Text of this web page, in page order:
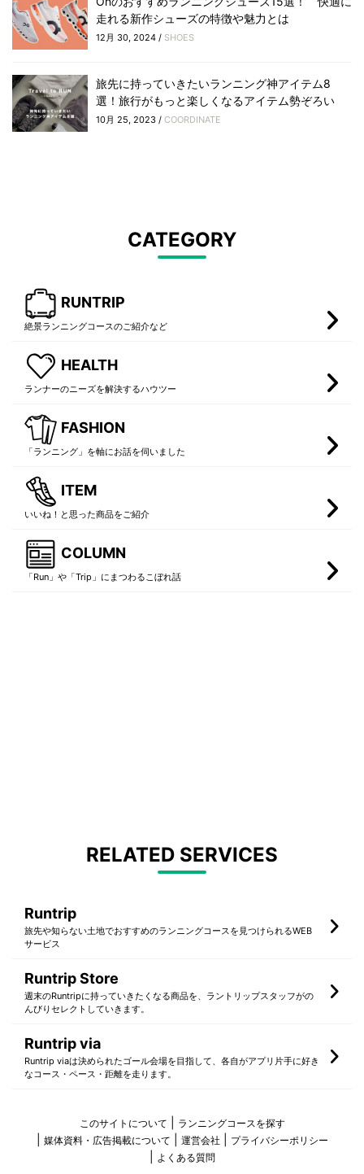
走れる新作シューズの特徴や魅力とは
12月 30, 2024 / SHOES
旅先に持っていきたいランニング神アイテム8
選！旅行がもっと楽しくなるアイテム勢ぞろい
10月 25, 2023 / COORDINATE
CATEGORY
RUNTRIP
絶景ランニングコースのご紹介など
HEALTH
ランナーのニーズを解決するハウツー
FASHION
「ランニング」を軸にお話を伺いました
ITEM
いいね！と思った商品をご紹介
COLUMN
「Run」や「Trip」にまつわるこぼれ話
RELATED SERVICES
Runtrip
旅先や知らない土地でおすすめのランニングコースを見つけられるWEB
サービス
Runtrip Store
週末のRuntripに持っていきたくなる商品を、ラントリップスタッフがの
んびりセレクトしていきます。
Runtrip via
Runtrip viaは決められたゴール会場を目指して、各自がアプリ片手に好き
なコース・ペース・距離を走ります。
このサイトについて
ランニングコースを探す
媒体資料・広告掲載について
運営会社
プライバシーポリシー
よくある質問